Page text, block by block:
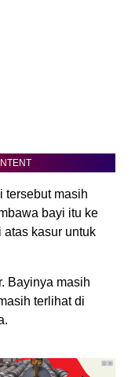
tersebut masih
bayi itu ke
atas kasur untuk
Bayinya masih
terlihat di